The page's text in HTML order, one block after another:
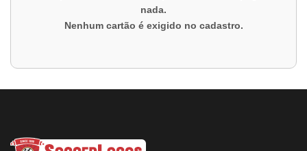
nada.
Nenhum cartão é exigido no cadastro.